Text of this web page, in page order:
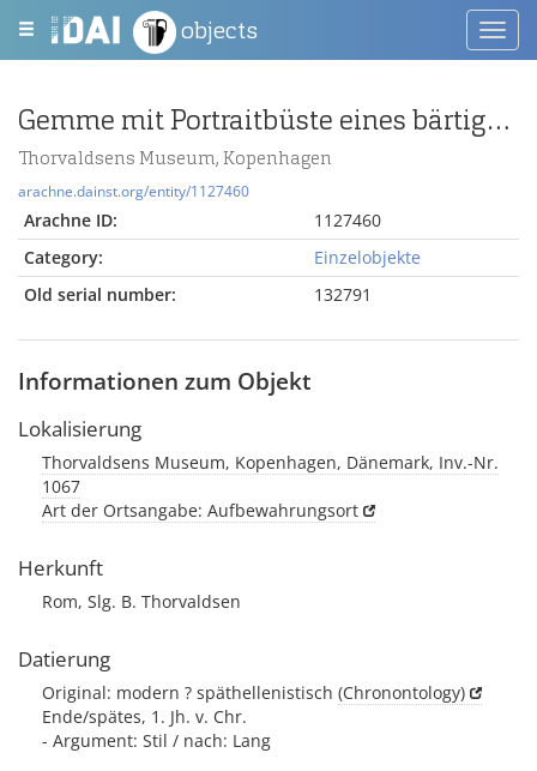
objects
Gemme mit Portraitbüste eines bärtigen Denkers
Thorvaldsens Museum, Kopenhagen
arachne.dainst.org/entity/1127460
Arachne ID:
1127460
Category:
Einzelobjekte
Old serial number:
132791
Informationen zum Objekt
Lokalisierung
Thorvaldsens Museum, Kopenhagen, Dänemark, Inv.-Nr.
1067
Art der Ortsangabe: Aufbewahrungsort
Herkunft
Rom, Slg. B. Thorvaldsen
Datierung
Original: modern ? späthellenistisch (Chronontology)
Ende/spätes, 1. Jh. v. Chr.
- Argument: Stil / nach: Lang